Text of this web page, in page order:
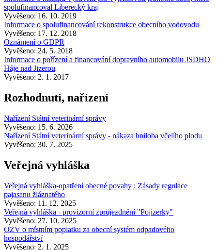
spolufinancoval Liberecký kraj
Vyvěšeno: 16. 10. 2019
Informace o spolufinancování rekonstrukce obecního vodovodu
Vyvěšeno: 17. 12. 2018
Oznámení o GDPR
Vyvěšeno: 24. 5. 2018
Informace o pořízení a financování dopravního automobilu JSDHO
Háje nad Jizerou
Vyvěšeno: 2. 1. 2017
Rozhodnutí, nařízení
Nařízení Státní veterinární správy
Vyvěšeno: 15. 6. 2026
Nařízení Státní veterinární správy - nákaza hniloba včelího plodu
Vyvěšeno: 30. 7. 2025
Veřejná vyhláška
Veřejná vyhláška-opatření obecné povahy : Zásady regulace
pajasanu žláznatého
Vyvěšeno: 11. 12. 2025
Veřejná vyhláška - provizorní zprůjezdnění "Pojizerky"
Vyvěšeno: 27. 10. 2025
OZV o místním poplatku za obecní systém odpadového
hospodářství
Vyvěšeno: 2. 1. 2025